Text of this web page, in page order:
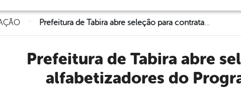
Prefeitura de Tabira abre seleção para contratação de alfabetizadores do Programa Brasil Alfabetizado
Prefeitura de Tabira abre seleção para contratação de
alfabetizadores do